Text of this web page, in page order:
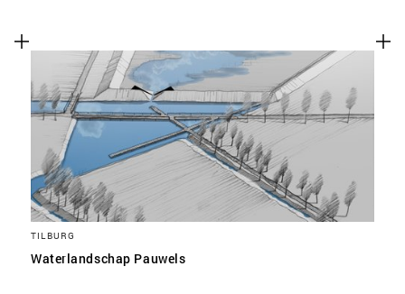
TILBURG
Waterlandschap Pauwels